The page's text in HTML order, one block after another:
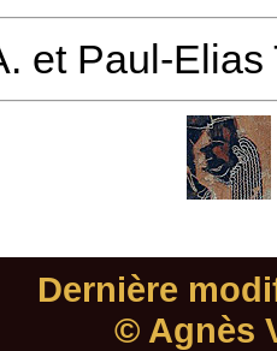
et Paul-Elias
Dernière
© Agnès